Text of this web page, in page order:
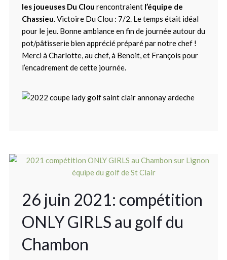
les joueuses Du Clou rencontraient l’équipe de
Chassieu. Victoire Du Clou : 7/2. Le temps était idéal
pour le jeu. Bonne ambiance en fin de journée autour du
pot/pâtisserie bien apprécié préparé par notre chef !
Merci à Charlotte, au chef, à Benoit, et François pour
l’encadrement de cette journée.
26 juin 2021: compétition
ONLY GIRLS au golf du
Chambon